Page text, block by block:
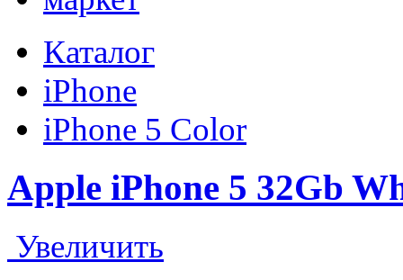
Каталог
iPhone
iPhone 5 Color
Apple iPhone 5 32Gb
Увеличить